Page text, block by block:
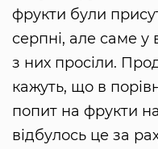
фрукти були
серпні, але саме у
з них просіли.
кажуть, що в
попит на фрукти
відбулось це за